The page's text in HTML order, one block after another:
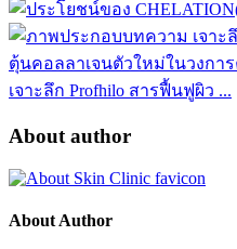
เจาะลึก Profhilo สารฟื้นฟูผิว ...
About author
About Author